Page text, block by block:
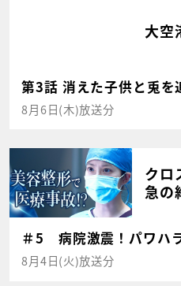
大空
第3話 消えた子供と兎を
8月6日(木)放送分
クロ
急の
＃5 病院激震！パワハ
8月4日(火)放送分